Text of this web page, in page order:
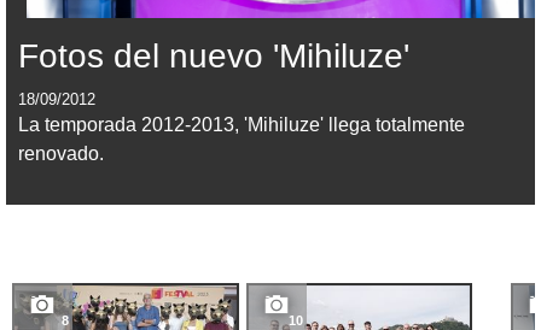
Fotos del nuevo 'Mihiluze'
18/09/2012
La temporada 2012-2013, 'Mihiluze' llega totalmente
renovado.
8 10